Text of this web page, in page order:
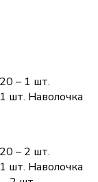
– 1 шт.
шт. Наволочка
– 2 шт.
шт. Наволочка